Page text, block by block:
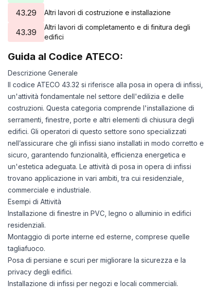
43.29 Altri lavori di costruzione e installazione
43.39
Altri lavori di completamento e di finitura degli
edifici
Guida al Codice ATECO:
Descrizione Generale
Il codice ATECO 43.32 si riferisce alla posa in opera di infissi,
un'attività fondamentale nel settore dell'edilizia e delle
costruzioni. Questa categoria comprende l'installazione di
serramenti, finestre, porte e altri elementi di chiusura degli
edifici. Gli operatori di questo settore sono specializzati
nell’assicurare che gli infissi siano installati in modo corretto e
sicuro, garantendo funzionalità, efficienza energetica e
un'estetica adeguata. Le attività di posa in opera di infissi
trovano applicazione in vari ambiti, tra cui residenziale,
commerciale e industriale.
Esempi di Attività
Installazione di finestre in PVC, legno o alluminio in edifici
residenziali.
Montaggio di porte interne ed esterne, comprese quelle
tagliafuoco.
Posa di persiane e scuri per migliorare la sicurezza e la
privacy degli edifici.
Installazione di infissi per negozi e locali commerciali.